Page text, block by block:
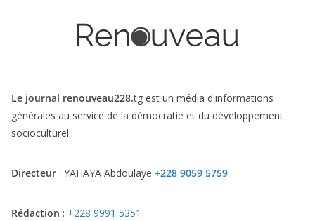
Le journal renouveau228.tg est un média d'informations
générales au service de la démocratie et du développement
socioculturel.
Directeur : YAHAYA Abdoulaye +228 9059 5759
Rédaction : +228 9991 5351